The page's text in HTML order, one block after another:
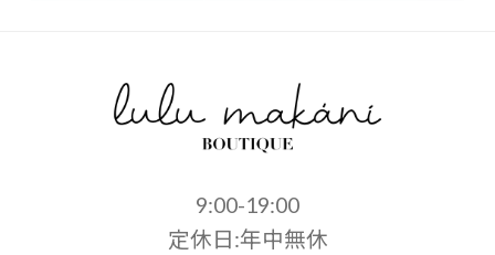
9:00-19:00
定休日:年中無休